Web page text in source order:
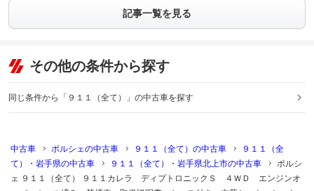
記事一覧を見る
その他の条件から探す
同じ条件から「９１１（全て）」の中古車を探す
中古車 ポルシェの中古車 ９１１（全て）の中古車
９１１（全
て）・岩手県の中古車
９１１（全て）・岩手県北上市の中古車
ポルシ
ェ ９１１（全て） ９１１カレラ ディプトロニックＳ ４ＷＤ エンジンオ